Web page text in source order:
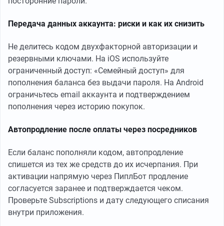
Передача данных аккаунта: риски и как их снизить
Не делитесь кодом двухфакторной авторизации и
резервными ключами. На iOS используйте
ограниченный доступ: «Семейный доступ» для
пополнения баланса без выдачи пароля. На Android
ограничьтесь email аккаунта и подтверждением
пополнения через историю покупок.
Автопродление после оплаты через посредников
Если баланс пополняли кодом, автопродление
спишется из тех же средств до их исчерпания. При
активации напрямую через ПиплБот продление
согласуется заранее и подтверждается чеком.
Проверьте Subscriptions и дату следующего списания
внутри приложения.